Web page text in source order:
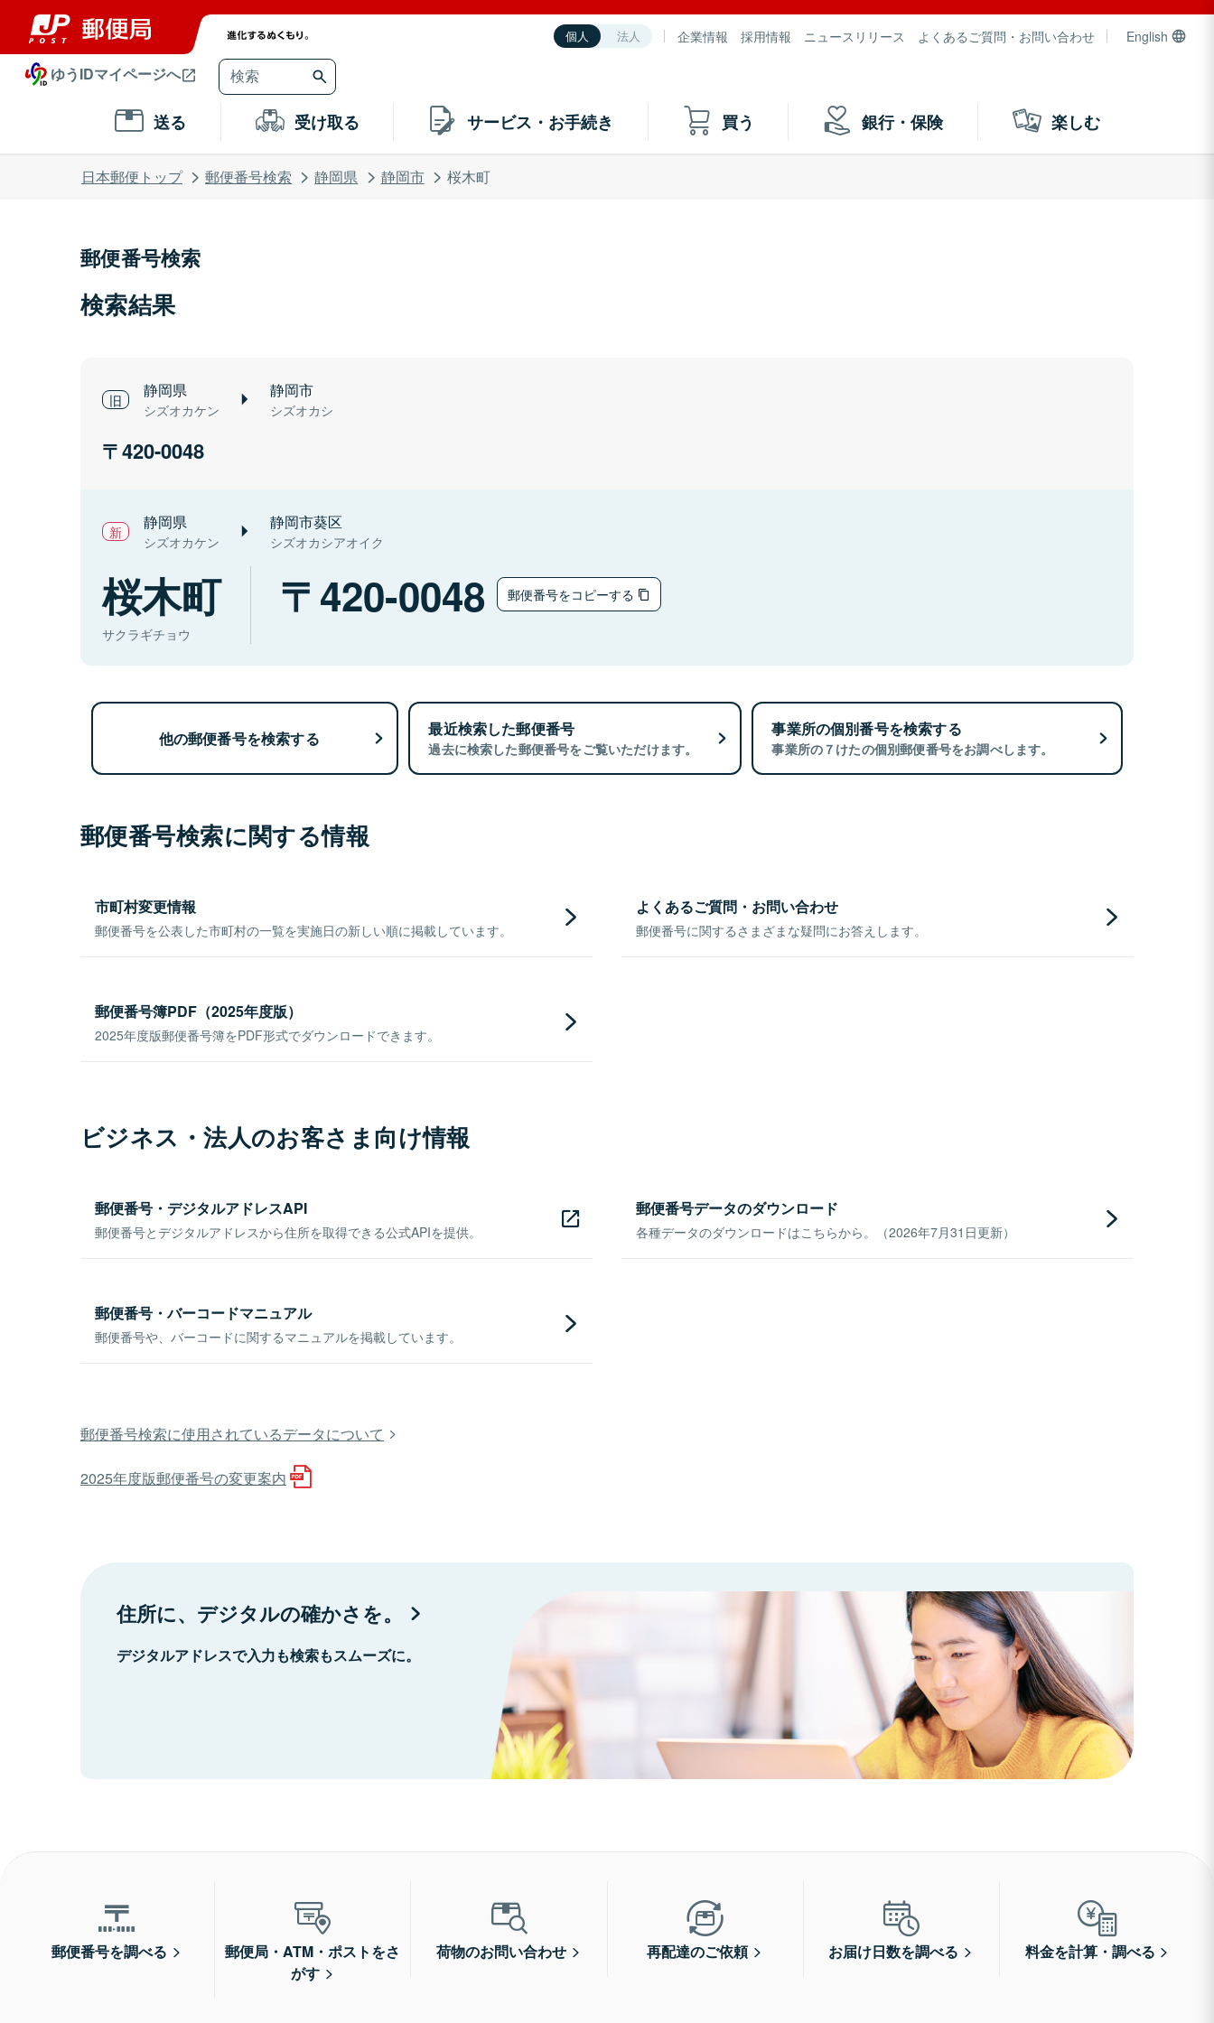
個人 法人 企業情報 採用情報 ニュースリリース よくあるご質問・お問い合わせ English
ゆうIDマイページへ
送る 受け取る サービス・お手続き 買う 銀行・保険 楽しむ
日本郵便トップ 郵便番号検索 静岡県 静岡市 桜木町
郵便番号検索
検索結果
静岡県
シズオカケン
静岡市
シズオカシ
420-0048
静岡県
シズオカケン
静岡市葵区
シズオカシアオイク
桜木町
サクラギチョウ
420-0048 郵便番号をコピーする
他の郵便番号を検索する 最近検索した郵便番号
過去に検索した郵便番号をご覧いただけます。
事業所の個別番号を検索する
事業所の７けたの個別郵便番号をお調べします。
郵便番号検索に関する情報
市町村変更情報
郵便番号を公表した市町村の一覧を実施日の新しい順に掲載しています。
よくあるご質問・お問い合わせ
郵便番号に関するさまざまな疑問にお答えします。
郵便番号簿PDF（2025年度版）
2025年度版郵便番号簿をPDF形式でダウンロードできます。
ビジネス・法人のお客さま向け情報
郵便番号・デジタルアドレスAPI
郵便番号とデジタルアドレスから住所を取得できる公式APIを提供。
郵便番号データのダウンロード
各種データのダウンロードはこちらから。（2026年7月31日更新）
郵便番号・バーコードマニュアル
郵便番号や、バーコードに関するマニュアルを掲載しています。
郵便番号検索に使用されているデータについて
2025年度版郵便番号の変更案内
住所に、デジタルの確かさを。
デジタルアドレスで入力も検索もスムーズに。
郵便番号を調べる
郵便局・ATM・ポストをさ
がす
荷物のお問い合わせ 再配達のご依頼 お届け日数を調べる 料金を計算・調べる